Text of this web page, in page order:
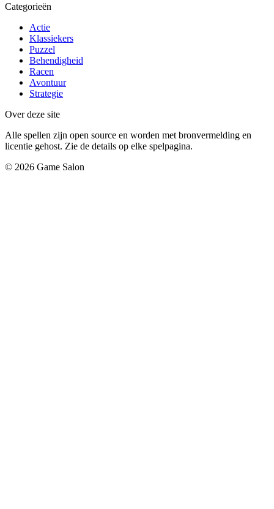
Categorieën
Actie
Klassiekers
Puzzel
Behendigheid
Racen
Avontuur
Strategie
Over deze site
Alle spellen zijn open source en worden met bronvermelding en
licentie gehost. Zie de details op elke spelpagina.
© 2026 Game Salon